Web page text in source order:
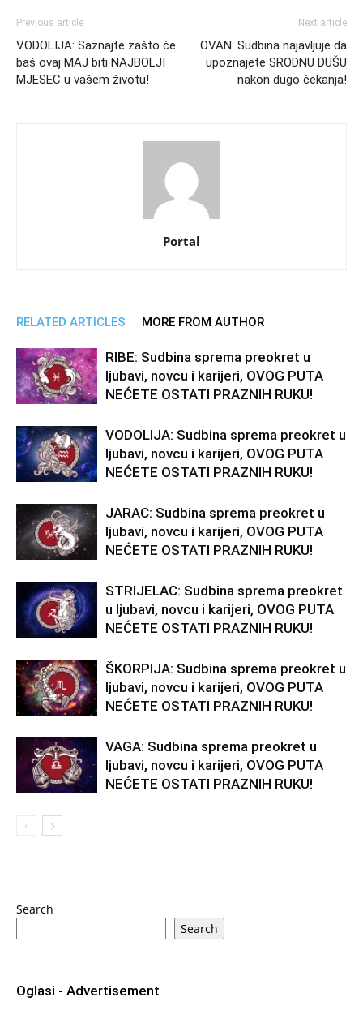
Previous article
VODOLIJA: Saznajte zašto će
baš ovaj MAJ biti NAJBOLJI
MJESEC u vašem životu!
Next article
OVAN: Sudbina najavljuje da
upoznajete SRODNU DUŠU
nakon dugo čekanja!
Portal
RELATED ARTICLES MORE FROM AUTHOR
RIBE: Sudbina sprema preokret u
ljubavi, novcu i karijeri, OVOG PUTA
NEĆETE OSTATI PRAZNIH RUKU!
VODOLIJA: Sudbina sprema preokret u
ljubavi, novcu i karijeri, OVOG PUTA
NEĆETE OSTATI PRAZNIH RUKU!
JARAC: Sudbina sprema preokret u
ljubavi, novcu i karijeri, OVOG PUTA
NEĆETE OSTATI PRAZNIH RUKU!
STRIJELAC: Sudbina sprema preokret
u ljubavi, novcu i karijeri, OVOG PUTA
NEĆETE OSTATI PRAZNIH RUKU!
ŠKORPIJA: Sudbina sprema preokret u
ljubavi, novcu i karijeri, OVOG PUTA
NEĆETE OSTATI PRAZNIH RUKU!
VAGA: Sudbina sprema preokret u
ljubavi, novcu i karijeri, OVOG PUTA
NEĆETE OSTATI PRAZNIH RUKU!
Search
Search
Oglasi - Advertisement